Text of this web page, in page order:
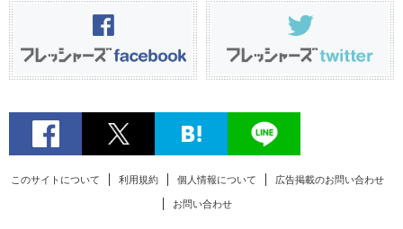
このサイトについて 利用規約 個人情報について 広告掲載のお問い合わせ
お問い合わせ